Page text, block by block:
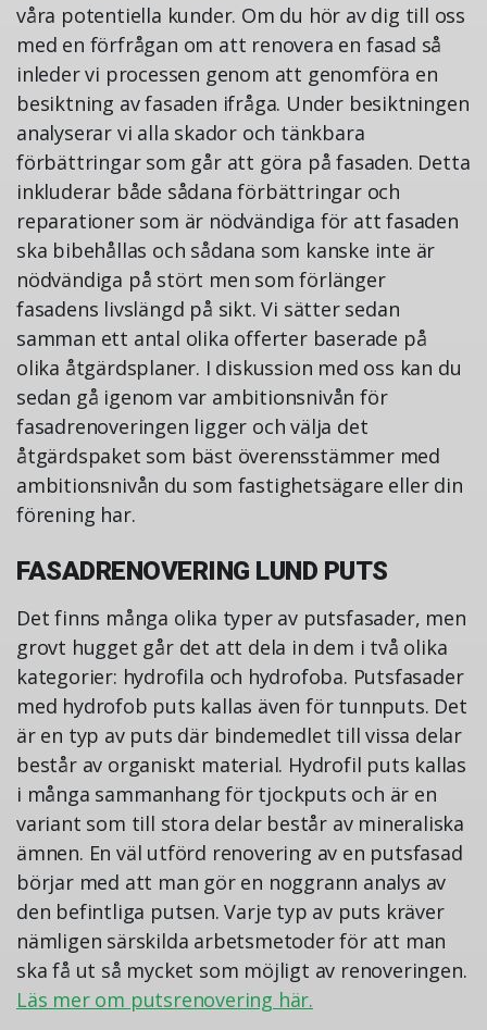
våra potentiella kunder. Om du hör av dig till oss
med en förfrågan om att renovera en fasad så
inleder vi processen genom att genomföra en
besiktning av fasaden ifråga. Under besiktningen
analyserar vi alla skador och tänkbara
förbättringar som går att göra på fasaden. Detta
inkluderar både sådana förbättringar och
reparationer som är nödvändiga för att fasaden
ska bibehållas och sådana som kanske inte är
nödvändiga på stört men som förlänger
fasadens livslängd på sikt. Vi sätter sedan
samman ett antal olika offerter baserade på
olika åtgärdsplaner. I diskussion med oss kan du
sedan gå igenom var ambitionsnivån för
fasadrenoveringen ligger och välja det
åtgärdspaket som bäst överensstämmer med
ambitionsnivån du som fastighetsägare eller din
förening har.
FASADRENOVERING LUND PUTS
Det finns många olika typer av putsfasader, men
grovt hugget går det att dela in dem i två olika
kategorier: hydrofila och hydrofoba. Putsfasader
med hydrofob puts kallas även för tunnputs. Det
är en typ av puts där bindemedlet till vissa delar
består av organiskt material. Hydrofil puts kallas
i många sammanhang för tjockputs och är en
variant som till stora delar består av mineraliska
ämnen. En väl utförd renovering av en putsfasad
börjar med att man gör en noggrann analys av
den befintliga putsen. Varje typ av puts kräver
nämligen särskilda arbetsmetoder för att man
ska få ut så mycket som möjligt av renoveringen.
Läs mer om putsrenovering här.